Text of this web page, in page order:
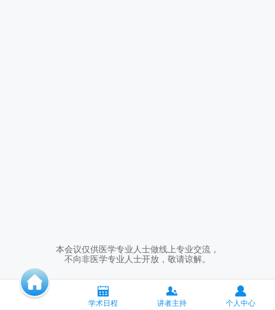
本会议仅供医学专业人士做线上专业交流，
不向非医学专业人士开放，敬请谅解。
学术日程 讲者主持 个人中心